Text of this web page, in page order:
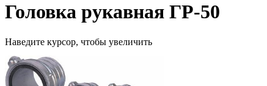
Головка рукавная ГР-50
Наведите курсор, чтобы увеличить